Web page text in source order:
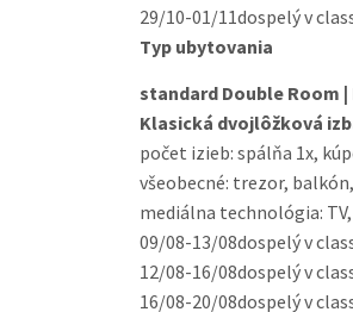
29/10-01/11dospelý v
Typ ubytovania
standard Double Room |
Klasická dvojlôžková
počet izieb: spálňa 1x,
všeobecné: trezor,
mediálna technológia:
09/08-13/08dospelý v
12/08-16/08dospelý v
16/08-20/08dospelý v